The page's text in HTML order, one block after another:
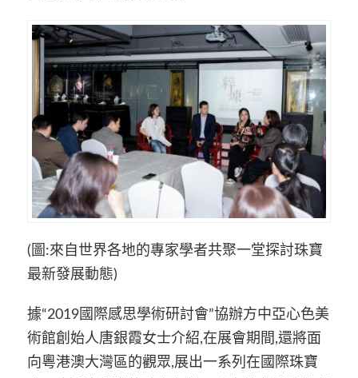
(圖:來自世界各地的專家學者共聚一堂探討珠寶
最新發展動態)
據“2019國際感思學術研討會”協辦方中亞心色美
術館創始人唐銀霞女士介紹,在展會期間,還將面
向粵港澳大灣區的觀眾,展出一系列在國際珠寶